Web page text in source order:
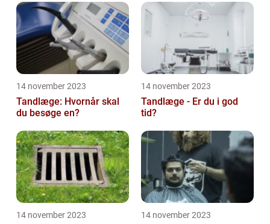
14 november 2023
Tandlæge: Hvornår skal
du besøge en?
14 november 2023
Tandlæge - Er du i god
tid?
14 november 2023 14 november 2023